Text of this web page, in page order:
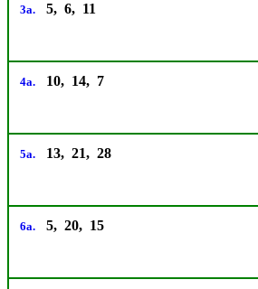
3a. 5, 6, 11
4a. 10, 14, 7
5a. 13, 21, 28
6a. 5, 20, 15